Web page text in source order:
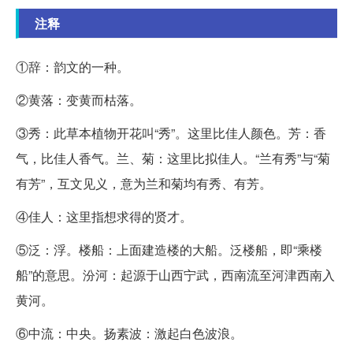
注释
①辞：韵文的一种。
②黄落：变黄而枯落。
③秀：此草本植物开花叫“秀”。这里比佳人颜色。芳：香
气，比佳人香气。兰、菊：这里比拟佳人。“兰有秀”与“菊
有芳”，互文见义，意为兰和菊均有秀、有芳。
④佳人：这里指想求得的贤才。
⑤泛：浮。楼船：上面建造楼的大船。泛楼船，即“乘楼
船”的意思。汾河：起源于山西宁武，西南流至河津西南入
黄河。
⑥中流：中央。扬素波：激起白色波浪。